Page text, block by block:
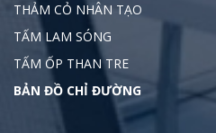
THẢM CỎ NHÂN TẠO
TẤM LAM SÓNG
TẤM ỐP THAN TRE
BẢN ĐỒ CHỈ ĐƯỜNG